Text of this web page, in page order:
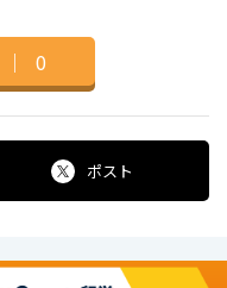
｜ 0
ポスト